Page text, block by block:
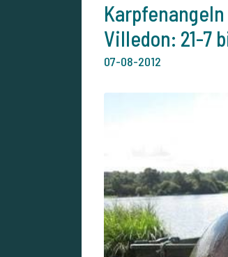
Villedon: 21-7
07-08-2012